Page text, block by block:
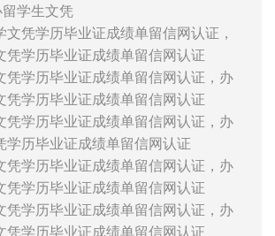
学生文凭
文凭学历毕业证成绩单留信网认证，
凭学历毕业证成绩单留信网认证
凭学历毕业证成绩单留信网认证，办
凭学历毕业证成绩单留信网认证
凭学历毕业证成绩单留信网认证，办
学历毕业证成绩单留信网认证
凭学历毕业证成绩单留信网认证，办
凭学历毕业证成绩单留信网认证
凭学历毕业证成绩单留信网认证，办